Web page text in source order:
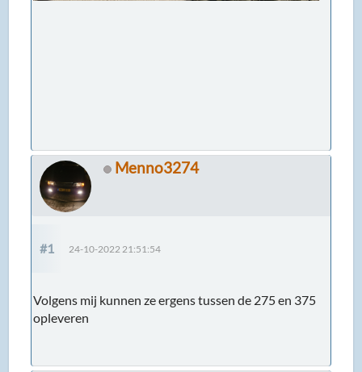
Menno3274
#1 24-10-2022 21:51:54
Volgens mij kunnen ze ergens tussen de 275 en 375
opleveren